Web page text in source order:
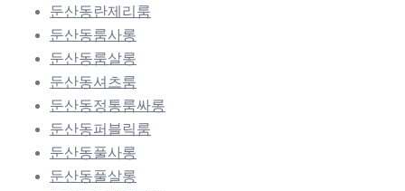
둔산동란제리룸
둔산동룸사롱
둔산동룸살롱
둔산동셔츠룸
둔산동정통룸싸롱
둔산동퍼블릭룸
둔산동풀사롱
둔산동풀살롱